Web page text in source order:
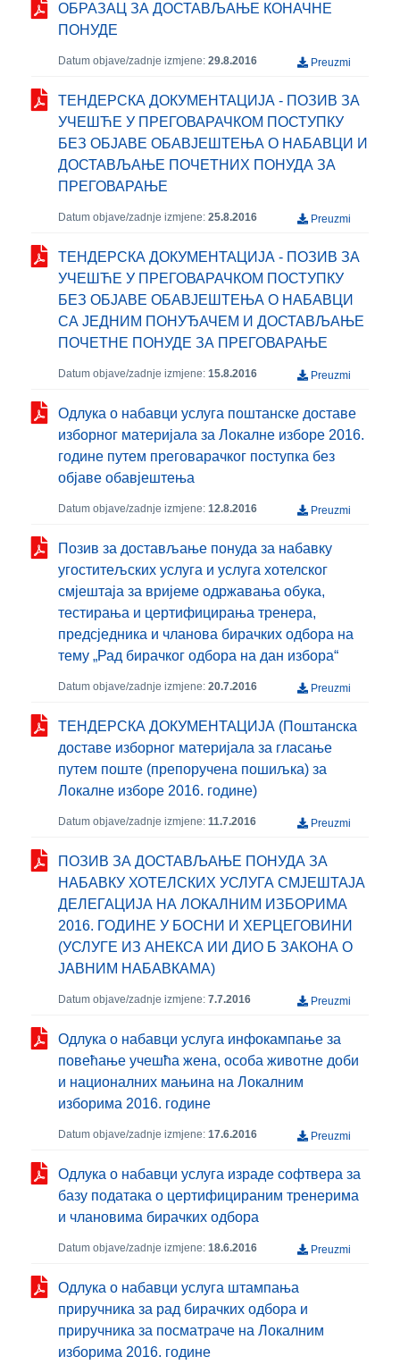
ОБРАЗАЦ ЗА ДОСТАВЉАЊЕ КОНАЧНЕ
ПОНУДЕ
Datum objave/zadnje izmjene: 29.8.2016 Preuzmi
ТЕНДЕРСКА ДОКУМЕНТАЦИЈА - ПОЗИВ ЗА
УЧЕШЋЕ У ПРЕГОВАРАЧКОМ ПОСТУПКУ
БЕЗ ОБЈАВЕ ОБАВЈЕШТЕЊА О НАБАВЦИ И
ДОСТАВЉАЊЕ ПОЧЕТНИХ ПОНУДА ЗА
ПРЕГОВАРАЊЕ
Datum objave/zadnje izmjene: 25.8.2016 Preuzmi
ТЕНДЕРСКА ДОКУМЕНТАЦИЈА - ПОЗИВ ЗА
УЧЕШЋЕ У ПРЕГОВАРАЧКОМ ПОСТУПКУ
БЕЗ ОБЈАВЕ ОБАВЈЕШТЕЊА О НАБАВЦИ
СА ЈЕДНИМ ПОНУЂАЧЕМ И ДОСТАВЉАЊЕ
ПОЧЕТНЕ ПОНУДЕ ЗА ПРЕГОВАРАЊЕ
Datum objave/zadnje izmjene: 15.8.2016 Preuzmi
Одлука о набавци услуга поштанске доставе
изборног материјала за Локалне изборе 2016.
године путем преговарачког поступка без
објаве обавјештења
Datum objave/zadnje izmjene: 12.8.2016 Preuzmi
Позив за достављање понуда за набавку
угоститељских услуга и услуга хотелског
смјештаја за вријеме одржавања обука,
тестирања и цертифицирања тренера,
предсједника и чланова бирачких одбора на
тему „Рад бирачког одбора на дан избора“
Datum objave/zadnje izmjene: 20.7.2016 Preuzmi
ТЕНДЕРСКА ДОКУМЕНТАЦИЈА (Поштанска
доставе изборног материјала за гласање
путем поште (препоручена пошиљка) за
Локалне изборе 2016. године)
Datum objave/zadnje izmjene: 11.7.2016 Preuzmi
ПОЗИВ ЗА ДОСТАВЉАЊЕ ПОНУДА ЗА
НАБАВКУ ХОТЕЛСКИХ УСЛУГА СМЈЕШТАЈА
ДЕЛЕГАЦИЈА НА ЛОКАЛНИМ ИЗБОРИМА
2016. ГОДИНЕ У БОСНИ И ХЕРЦЕГОВИНИ
(УСЛУГЕ ИЗ АНЕКСА ИИ ДИО Б ЗАКОНА О
ЈАВНИМ НАБАВКАМА)
Datum objave/zadnje izmjene: 7.7.2016 Preuzmi
Одлука о набавци услуга инфокампање за
повећање учешћа жена, особа животне доби
и националних мањина на Локалним
изборима 2016. године
Datum objave/zadnje izmjene: 17.6.2016 Preuzmi
Одлука о набавци услуга израде софтвера за
базу података о цертифицираним тренерима
и члановима бирачких одбора
Datum objave/zadnje izmjene: 18.6.2016 Preuzmi
Одлука о набавци услуга штампања
приручника за рад бирачких одбора и
приручника за посматраче на Локалним
изборима 2016. године